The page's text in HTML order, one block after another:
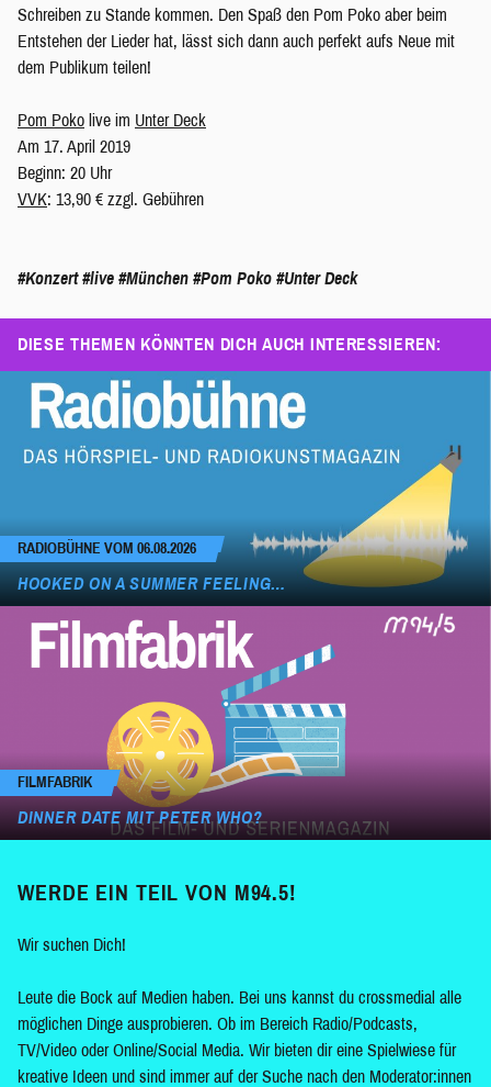
Schreiben zu Stande kommen. Den Spaß den Pom Poko aber beim
Entstehen der Lieder hat, lässt sich dann auch perfekt aufs Neue mit
dem Publikum teilen!
Pom Poko live im Unter Deck
Am 17. April 2019
Beginn: 20 Uhr
VVK: 13,90 € zzgl. Gebühren
#Konzert #live #München #Pom Poko #Unter Deck
DIESE THEMEN KÖNNTEN DICH AUCH INTERESSIEREN:
RADIOBÜHNE VOM 06.08.2026
HOOKED ON A SUMMER FEELING…
FILMFABRIK
DINNER DATE MIT PETER WHO?
WERDE EIN TEIL VON M94.5!
Wir suchen Dich!
Leute die Bock auf Medien haben. Bei uns kannst du crossmedial alle
möglichen Dinge ausprobieren. Ob im Bereich Radio/Podcasts,
TV/Video oder Online/Social Media. Wir bieten dir eine Spielwiese für
kreative Ideen und sind immer auf der Suche nach den Moderator:innen